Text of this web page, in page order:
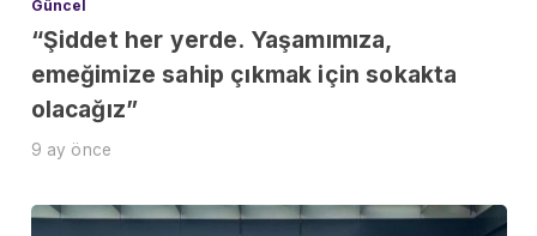
Güncel
“Şiddet her yerde. Yaşamımıza,
emeğimize sahip çıkmak için sokakta
olacağız”
9 ay önce